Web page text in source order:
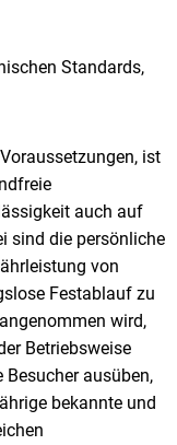
Standards,
ist
auch auf
sind die persönliche
von
Festablauf zu
wird,
Betriebsweise
ausüben,
bekannte und